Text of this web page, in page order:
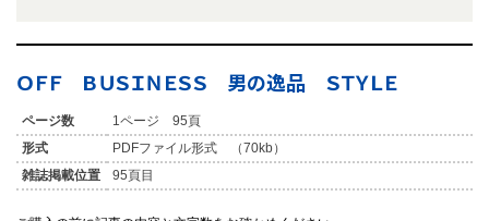
ＯＦＦ ＢＵＳＩＮＥＳＳ 男の逸品 ＳＴＹＬＥ
ページ数
1ページ 95頁
形式
PDFファイル形式 （70kb）
雑誌掲載位置
95頁目